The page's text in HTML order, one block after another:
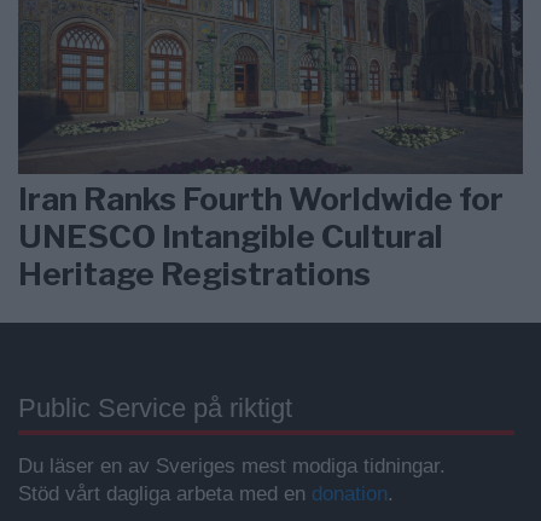
Iran Ranks Fourth Worldwide for
UNESCO Intangible Cultural
Heritage Registrations
Public Service på riktigt
Du läser en av Sveriges mest modiga tidningar.
Stöd vårt dagliga arbeta med en donation.